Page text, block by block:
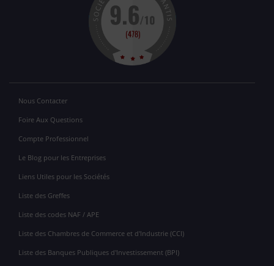
Nous Contacter
Foire Aux Questions
Compte Professionnel
Le Blog pour les Entreprises
Liens Utiles pour les Sociétés
Liste des Greffes
Liste des codes NAF / APE
Liste des Chambres de Commerce et d'Industrie (CCI)
Liste des Banques Publiques d'Investissement (BPI)